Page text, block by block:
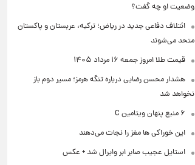
وضعیت او چه گفت؟
ائتلاف دفاعی جدید در ریاض؛ ترکیه، عربستان و پاکستان
متحد می‌شوند
قیمت طلا امروز جمعه ۱۶ مرداد ۱۴۰۵
هشدار محسن رضایی درباره تنگه هرمز؛ مسیر دوم باز
نخواهد شد
۶ منبع پنهان ویتامین C
این خوراکی ها مغز را نجات می‌دهند
استایل عجیب صابر ابر وایرال شد + عکس